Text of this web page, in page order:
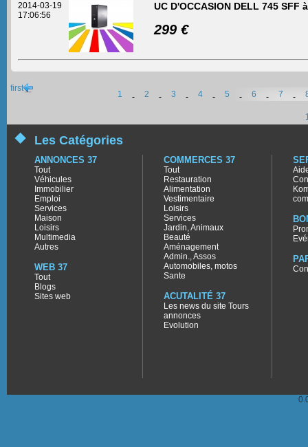
2014-03-19
17:06:56
UC D'OCCASION DELL 745 SFF
299 €
first
1 - 2 - 3 - 4 - 5 - 6 - 7 -
Les Catégories
ANNONCES 37
Tout
Véhicules
Immobilier
Emploi
Services
Maison
Loisirs
Multimedia
Autres
WEB 37
Tout
Blogs
Sites web
COMMERCES 37
Tout
Restauration
Alimentation
Vestimentaire
Loisirs
Services
Jardin, Animaux
Beauté
Aménagement
Admin., Assos
Automobiles, motos
Sante
ACUTALITÉ 37
Les news du site Tours
annonces
Evolution